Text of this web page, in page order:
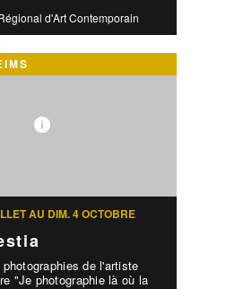
d'Art Contemporain
AU DIM. 4 OCTOBRE
de l'artiste
"Je photographie là où la